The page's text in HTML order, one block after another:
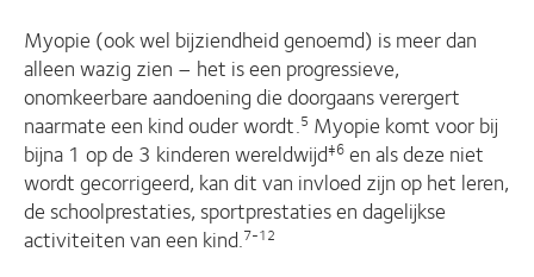
Myopie (ook wel bijziendheid genoemd) is meer dan
alleen wazig zien – het is een progressieve,
onomkeerbare aandoening die doorgaans verergert
naarmate een kind ouder wordt.5 Myopie komt voor bij
bijna 1 op de 3 kinderen wereldwijd‡6 en als deze niet
wordt gecorrigeerd, kan dit van invloed zijn op het leren,
de schoolprestaties, sportprestaties en dagelijkse
activiteiten van een kind.7-12